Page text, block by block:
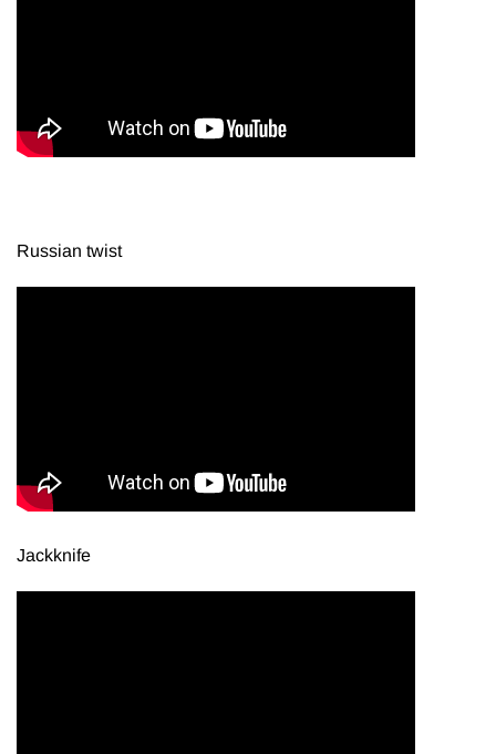
Russian twist
Jackknife